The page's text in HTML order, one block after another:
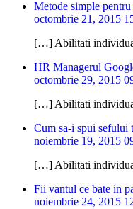
Metode simple
octombrie 21, 2015
[…] Abilitati
HR Managerul
octombrie 29, 2015
[…] Abilitati
Cum sa-i spui sefului
noiembrie 19, 2015
[…] Abilitati
Fii vantul ce bate in
noiembrie 24, 2015